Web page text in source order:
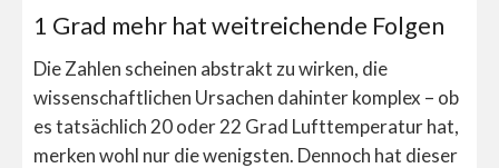
1 Grad mehr hat weitreichende Folgen
Die Zahlen scheinen abstrakt zu wirken, die
wissenschaftlichen Ursachen dahinter komplex – ob
es tatsächlich 20 oder 22 Grad Lufttemperatur hat,
merken wohl nur die wenigsten. Dennoch hat dieser